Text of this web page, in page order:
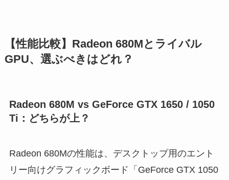
【性能比較】Radeon 680Mとライバル
GPU、選ぶべきはどれ？
Radeon 680M vs GeForce GTX 1650 / 1050
Ti：どちらが上？
Radeon 680Mの性能は、デスクトップ用のエント
リー向けグラフィックボード「GeForce GTX 1050